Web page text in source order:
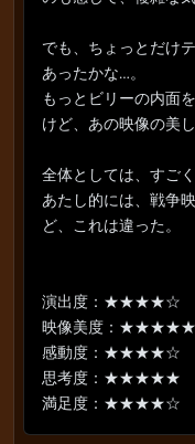
でも、ちょっとだけ
あったかな…。
もっとビリーの内面
けど、あの映像の美
全体としては、すご
あたし的には、戦争
ど、これは違った。
演出度：★★★★☆
映像美度：★★★★★
感動度：★★★★☆
思考度：★★★★★
満足度：★★★★☆